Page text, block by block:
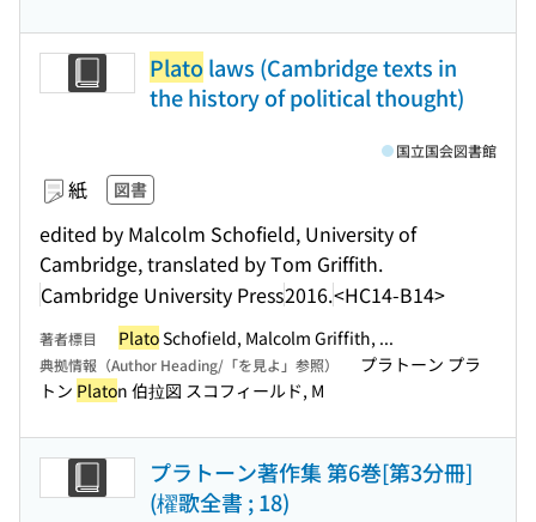
Platolaws (Cambridge texts in
the history of political thought)
紙 図書
edited by Malcolm Schofield, University of
Cambridge, translated by Tom Griffith.
Cambridge University Press2016.<HC14-B14>
国立国会図書館
著者標目 PlatoSchofield, Malcolm Griffith, ...
典拠情報（Author Heading/「を見よ」参照）
プラトーン プラ
トン Platon 伯拉図 スコフィールド, M
プラトーン著作集 第6巻[第3分冊]
(櫂歌全書 ; 18)